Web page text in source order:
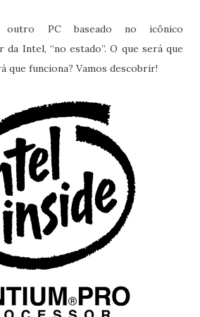
PC baseado no icônico
da Intel, “no estado”. O que será que
que funciona? Vamos descobrir!